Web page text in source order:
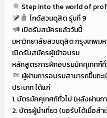
Step into the world of
ไกด์สวนดุสิต รุ่นที่ 9
เปิดรับสมัครแล้ววันนี้
มหาวิทยาลัยสวนดุสิต กรุงเทพม
เปิดรับสมัครผู้เข้าอบรม
หลักสูตรการฝึกอบรมมัคคุเทศก์ทั่
ผู้ผ่านการอบรมสามารถขึ้นท
ประเภท ได้แก่
1. บัตรมัคคุเทศก์ทั่วไป (หลังผ่าน
2. บัตรผู้นำเที่ยว (ขอรับได้เมื่อสำ